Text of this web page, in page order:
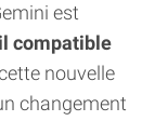
est
compatible
nouvelle
changement